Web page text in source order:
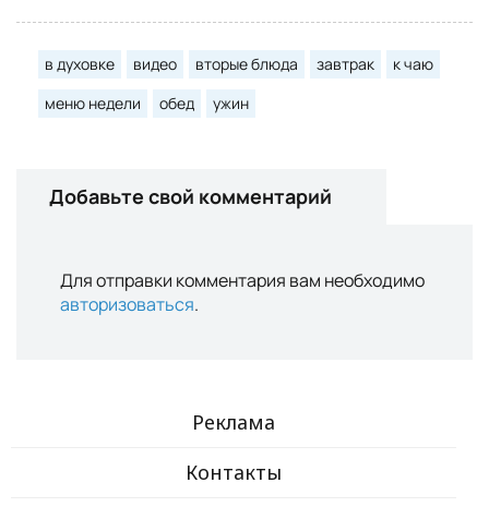
в духовке видео вторые блюда завтрак
к чаю
меню недели
обед ужин
Добавьте свой комментарий
Для отправки комментария вам необходимо
авторизоваться.
Реклама
Контакты